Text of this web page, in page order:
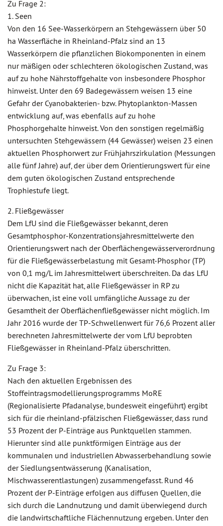
Zu Frage 2:
1. Seen
Von den 16 See-Wasserkörpern an Stehgewässern über 50
ha Wasserfläche in Rheinland-Pfalz sind an 13
Wasserkörpern die pflanzlichen Biokomponenten in einem
nur mäßigen oder schlechteren ökologischen Zustand, was
auf zu hohe Nährstoffgehalte von insbesondere Phosphor
hinweist. Unter den 69 Badegewässern weisen 13 eine
Gefahr der Cyanobakterien- bzw. Phytoplankton-Massen
entwicklung auf, was ebenfalls auf zu hohe
Phosphorgehalte hinweist. Von den sonstigen regelmäßig
untersuchten Stehgewässern (44 Gewässer) weisen 23 einen
aktuellen Phosphorwert zur Frühjahrszirkulation (Messungen
alle fünf Jahre) auf, der über dem Orientierungswert für eine
dem guten ökologischen Zustand entsprechende
Trophiestufe liegt.
2. Fließgewässer
Dem LfU sind die Fließgewässer bekannt, deren
Gesamtphosphor-Konzentrationsjahresmittelwerte den
Orientierungswert nach der Oberflächengewässerverordnung
für die Fließgewässerbelastung mit Gesamt-Phosphor (TP)
von 0,1 mg/L im Jahresmittelwert überschreiten. Da das LfU
nicht die Kapazität hat, alle Fließgewässer in RP zu
überwachen, ist eine voll umfängliche Aussage zu der
Gesamtheit der Oberflächenfließgewässer nicht möglich. Im
Jahr 2016 wurde der TP-Schwellenwert für 76,6 Prozent aller
berechneten Jahresmittelwerte der vom LfU beprobten
Fließgewässer in Rheinland-Pfalz überschritten.
Zu Frage 3:
Nach den aktuellen Ergebnissen des
Stoffeintragsmodellierungsprogramms MoRE
(Regionalisierte Pfadanalyse, bundesweit eingeführt) ergibt
sich für die rheinland-pfälzischen Fließgewässer, dass rund
53 Prozent der P-Einträge aus Punktquellen stammen.
Hierunter sind alle punktförmigen Einträge aus der
kommunalen und industriellen Abwasserbehandlung sowie
der Siedlungsentwässerung (Kanalisation,
Mischwasserentlastungen) zusammengefasst. Rund 46
Prozent der P-Einträge erfolgen aus diffusen Quellen, die
sich durch die Landnutzung und damit überwiegend durch
die landwirtschaftliche Flächennutzung ergeben. Unter den